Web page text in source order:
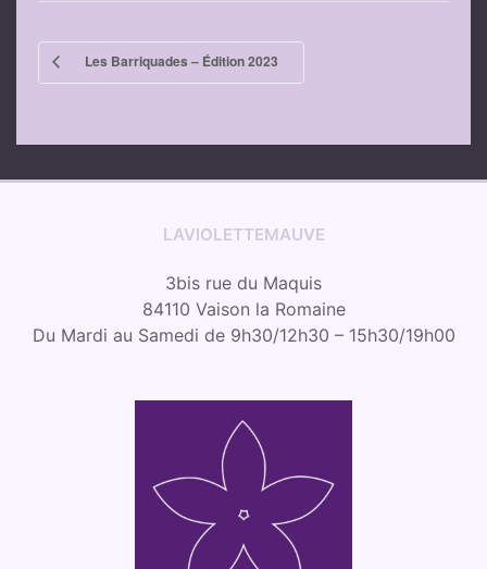
Les Barriquades – Édition 2023
LAVIOLETTEMAUVE
3bis rue du Maquis
84110 Vaison la Romaine
Du Mardi au Samedi de 9h30/12h30 – 15h30/19h00